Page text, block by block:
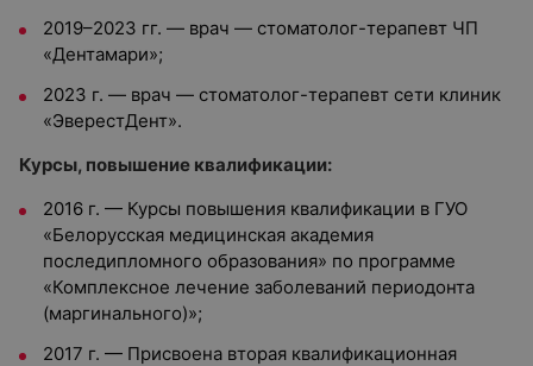
2019–2023 гг. — врач — стоматолог-терапевт ЧП
«Дентамари»;
2023 г. — врач — стоматолог-терапевт сети клиник
«ЭверестДент».
Курсы, повышение квалификации:
2016 г. — Курсы повышения квалификации в ГУО
«Белорусская медицинская академия
последипломного образования» по программе
«Комплексное лечение заболеваний периодонта
(маргинального)»;
2017 г. — Присвоена вторая квалификационная